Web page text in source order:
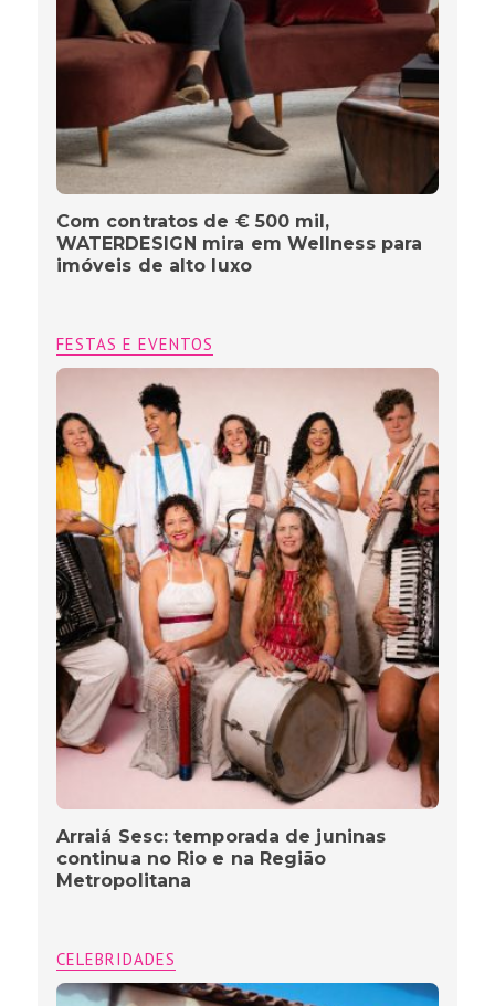
Com contratos de € 500 mil,
WATERDESIGN mira em Wellness para
imóveis de alto luxo
FESTAS E EVENTOS
Arraiá Sesc: temporada de juninas
continua no Rio e na Região
Metropolitana
CELEBRIDADES